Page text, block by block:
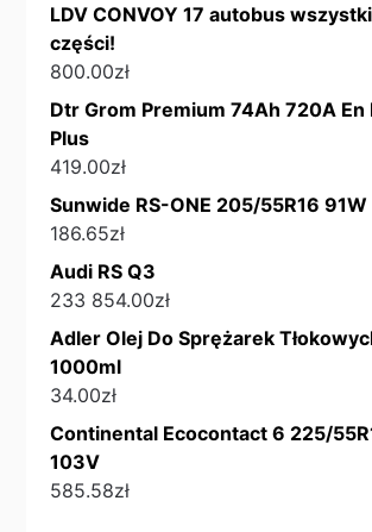
LDV CONVOY 17 autobus
części!
800.00zł
Dtr Grom Premium 74Ah 720A En
Plus
419.00zł
Sunwide RS-ONE 205/55R16 91W
186.65zł
Audi RS Q3
233 854.00zł
Adler Olej Do Sprężarek
1000ml
34.00zł
Continental Ecocontact 6 225/
103V
585.58zł